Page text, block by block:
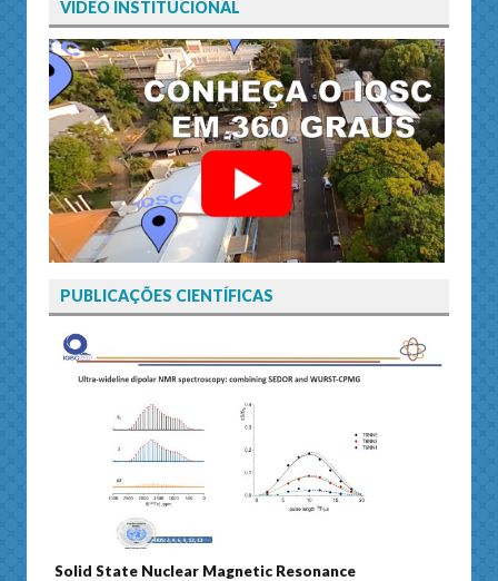
VÍDEO INSTITUCIONAL
PUBLICAÇÕES CIENTÍFICAS
Solid State Nuclear Magnetic Resonance